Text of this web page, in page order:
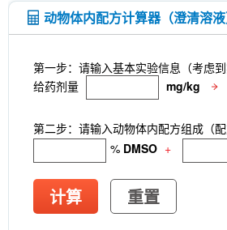
动物体内配方计算器（澄清溶液
第一步：请输入基本实验信息（考虑
给药剂量
mg/kg
第二步：请输入动物体内配方组成（
% DMSO +
计算 重置